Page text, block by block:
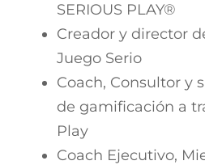
SERIOUS PLAY®
Creador y director
Juego Serio
Coach, Consultor y
de gamificación a
Play
Coach Ejecutivo,